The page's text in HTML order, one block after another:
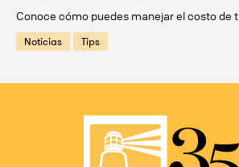
Conoce cómo puedes manejar el costo de
Noticias Tips